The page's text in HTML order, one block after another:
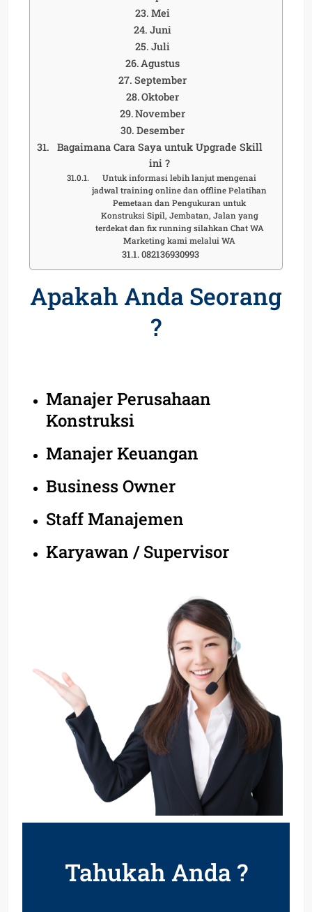
Mei
Juni
Juli
Agustus
September
Oktober
November
Desember
Bagaimana Cara Saya untuk Upgrade Skill
ini ?
Untuk informasi lebih lanjut mengenai
jadwal training online dan offline Pelatihan
Pemetaan dan Pengukuran untuk
Konstruksi Sipil, Jembatan, Jalan yang
terdekat dan fix running silahkan Chat WA
Marketing kami melalui WA
082136930993
Apakah Anda Seorang
?
Manajer Perusahaan
Konstruksi
Manajer Keuangan
Business Owner
Staff Manajemen
Karyawan / Supervisor
Tahukah Anda ?